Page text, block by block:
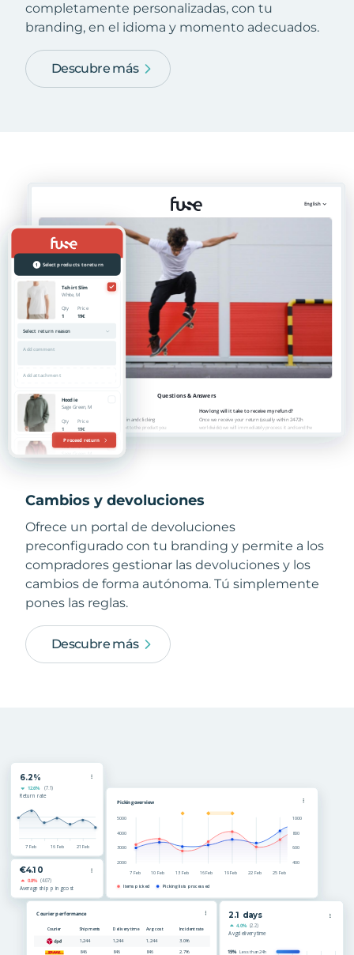
completamente personalizadas, con tu
branding, en el idioma y momento adecuados.
Descubre más
Cambios y devoluciones
Ofrece un portal de devoluciones
preconfigurado con tu branding y permite a los
compradores gestionar las devoluciones y los
cambios de forma autónoma. Tú simplemente
pones las reglas.
Descubre más